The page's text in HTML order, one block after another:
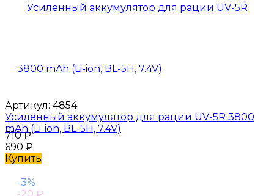
Артикул: 4854
Усиленный аккумулятор для рации UV-5R 3800
mAh (Li-ion, BL-5H, 7.4V)
710₽
690 ₽
Купить
-3%
-20 ₽